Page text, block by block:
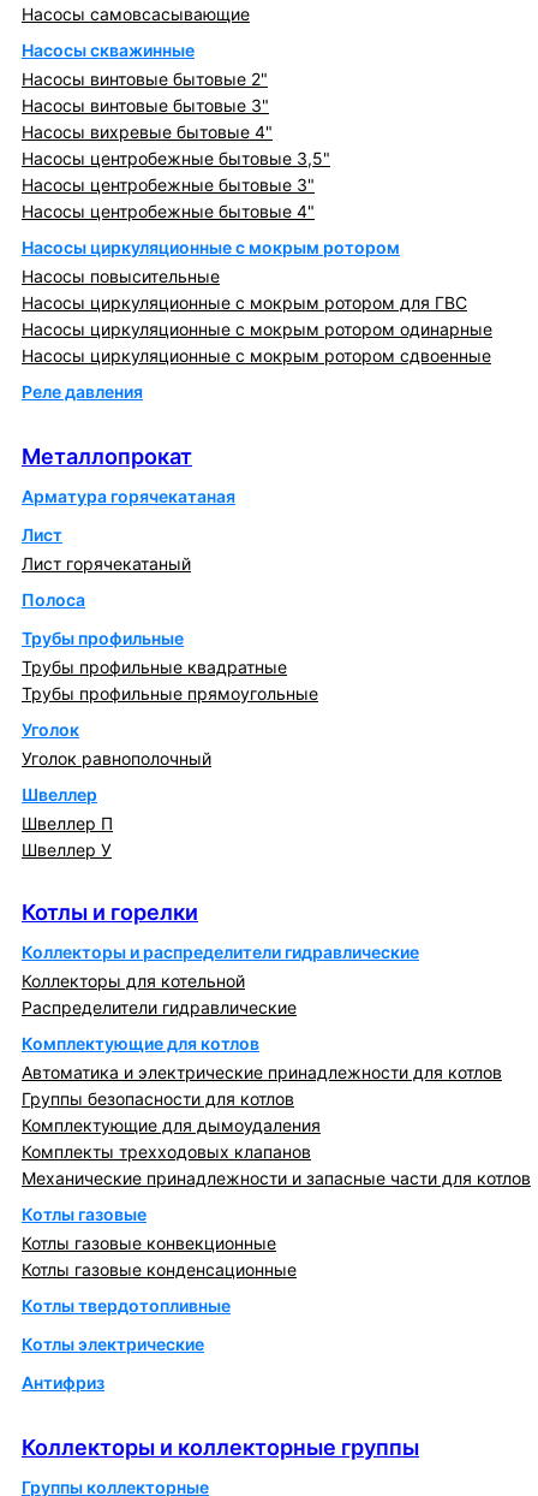
Насосы самовсасывающие
Насосы скважинные
Насосы винтовые бытовые 2"
Насосы винтовые бытовые 3"
Насосы вихревые бытовые 4"
Насосы центробежные бытовые 3,5"
Насосы центробежные бытовые 3"
Насосы центробежные бытовые 4"
Насосы циркуляционные с мокрым ротором
Насосы повысительные
Насосы циркуляционные с мокрым ротором для ГВС
Насосы циркуляционные с мокрым ротором одинарные
Насосы циркуляционные с мокрым ротором сдвоенные
Реле давления
Металлопрокат
Арматура горячекатаная
Лист
Лист горячекатаный
Полоса
Трубы профильные
Трубы профильные квадратные
Трубы профильные прямоугольные
Уголок
Уголок равнополочный
Швеллер
Швеллер П
Швеллер У
Котлы и горелки
Коллекторы и распределители гидравлические
Коллекторы для котельной
Распределители гидравлические
Комплектующие для котлов
Автоматика и электрические принадлежности для котлов
Группы безопасности для котлов
Комплектующие для дымоудаления
Комплекты трехходовых клапанов
Механические принадлежности и запасные части для котлов
Котлы газовые
Котлы газовые конвекционные
Котлы газовые конденсационные
Котлы твердотопливные
Котлы электрические
Антифриз
Коллекторы и коллекторные группы
Группы коллекторные